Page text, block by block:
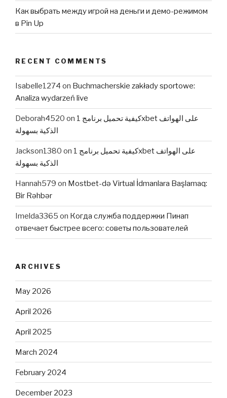
Как выбрать между игрой на деньги и демо-режимом
в Pin Up
RECENT COMMENTS
Isabelle1274 on Buchmacherskie zakłady sportowe:
Analiza wydarzeń live
Deborah4520 on كيفية تحميل برنامج 1xbet على الهواتف
الذكية بسهولة
Jackson1380 on كيفية تحميل برنامج 1xbet على الهواتف
الذكية بسهولة
Hannah579 on Mostbet-də Virtual İdmanlara Başlamaq:
Bir Rəhbər
Imelda3365 on Когда служба поддержки Пинап
отвечает быстрее всего: советы пользователей
ARCHIVES
May 2026
April 2026
April 2025
March 2024
February 2024
December 2023